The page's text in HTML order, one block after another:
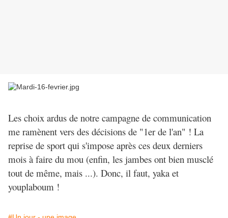
Les choix ardus de notre campagne de communication
me ramènent vers des décisions de "1er de l'an" ! La
reprise de sport qui s'impose après ces deux derniers
mois à faire du mou (enfin, les jambes ont bien musclé
tout de même, mais ...). Donc, il faut, yaka et
youplaboum !